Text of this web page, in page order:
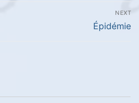
NEXT
Next
Épidémie